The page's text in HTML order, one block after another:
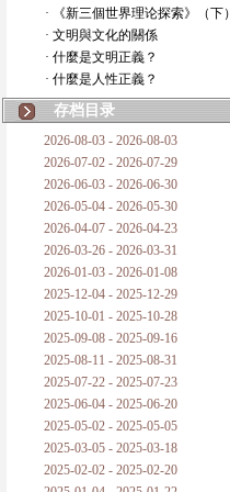
· 《新三個世界理论探索》（下）
· 文明與文化的關係
· 什麼是文明正義？
· 什麼是人性正義？
存档目录
2026-08-03 - 2026-08-03
2026-07-02 - 2026-07-29
2026-06-03 - 2026-06-30
2026-05-04 - 2026-05-30
2026-04-07 - 2026-04-23
2026-03-26 - 2026-03-31
2026-01-03 - 2026-01-08
2025-12-04 - 2025-12-29
2025-10-01 - 2025-10-28
2025-09-08 - 2025-09-16
2025-08-11 - 2025-08-31
2025-07-22 - 2025-07-23
2025-06-04 - 2025-06-20
2025-05-02 - 2025-05-05
2025-03-05 - 2025-03-18
2025-02-02 - 2025-02-20